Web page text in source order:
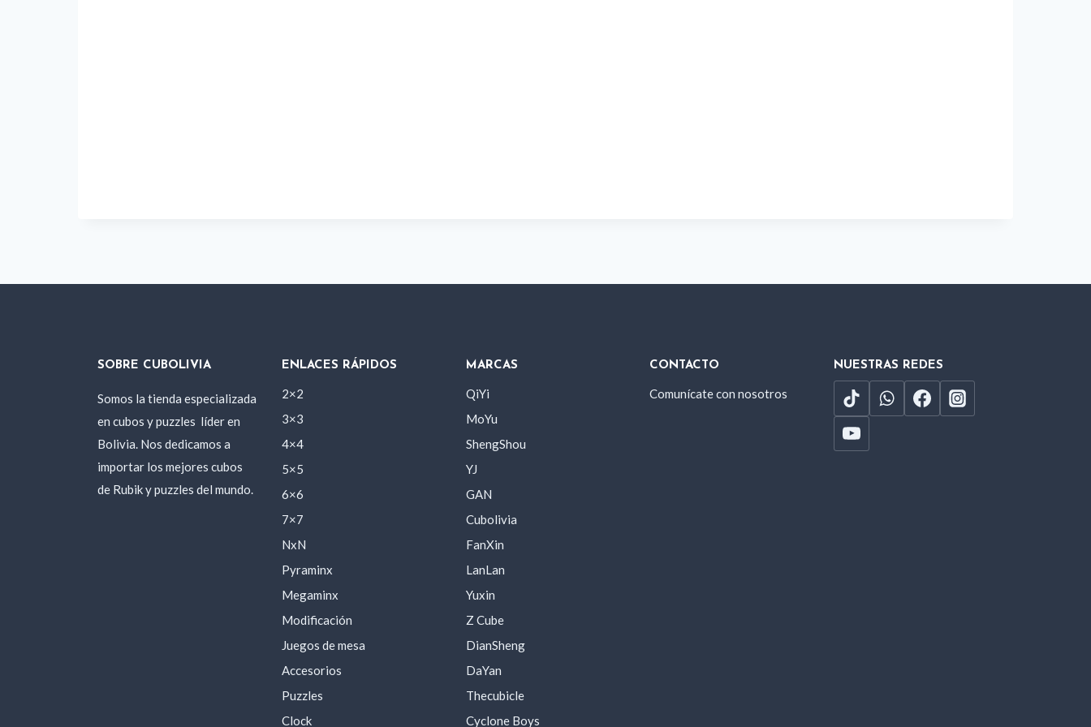
SOBRE CUBOLIVIA
Somos la tienda especializada
en cubos y puzzles líder en
Bolivia. Nos dedicamos a
importar los mejores cubos
de Rubik y puzzles del mundo.
ENLACES RÁPIDOS
2×2
3×3
4×4
5×5
6×6
7×7
NxN
Pyraminx
Megaminx
Modificación
Juegos de mesa
Accesorios
Puzzles
Clock
MARCAS
QiYi
MoYu
ShengShou
YJ
GAN
Cubolivia
FanXin
LanLan
Yuxin
Z Cube
DianSheng
DaYan
Thecubicle
Cyclone Boys
CONTACTO
Comunícate con nosotros
NUESTRAS REDES